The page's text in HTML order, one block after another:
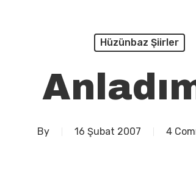
Hüzünbaz Şiirler
By 16 Şubat 2007 4